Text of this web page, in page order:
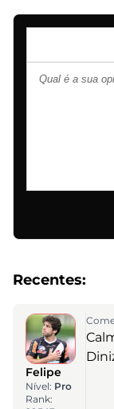
Recentes:
Felipe
Nível: Pro
Rank: